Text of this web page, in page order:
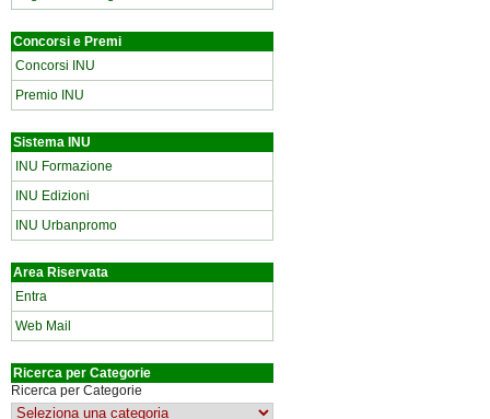
Concorsi e Premi
Concorsi INU
Premio INU
Sistema INU
INU Formazione
INU Edizioni
INU Urbanpromo
Area Riservata
Entra
Web Mail
Ricerca per Categorie
Ricerca per Categorie